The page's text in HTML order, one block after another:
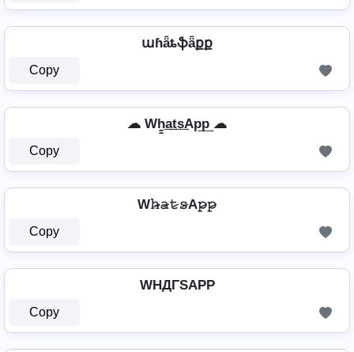
աɦǟȶֆǟքք
Copy
☁ Wh̳͢a͢t͢s͢Ap͢p͢ ☁
Copy
W𝚑̷̴𝚊̷𝚝̷𝚜̷A𝚙̷𝚙̷
Copy
WHДΓSAPP
Copy